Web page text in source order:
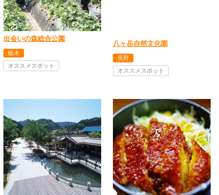
出会いの森総合公園
栃木
オススメスポット
八ヶ岳自然文化園
長野
オススメスポット